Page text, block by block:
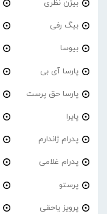
بیژن نظری
بیگ رفی
بیوسا
پارسا آی بی
پارسا حق پرست
پایرا
پدرام ژاندارم
پدرام غلامی
پرستو
پرویز یاحقی